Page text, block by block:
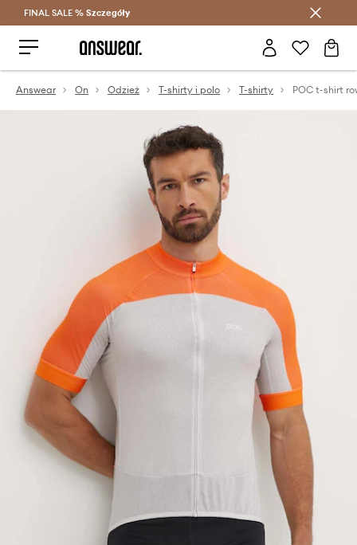
Oszczędzaj z Answear Club >
FINAL SALE % Szczegóły
Answear On Odzież T-shirty i polo T-shirty